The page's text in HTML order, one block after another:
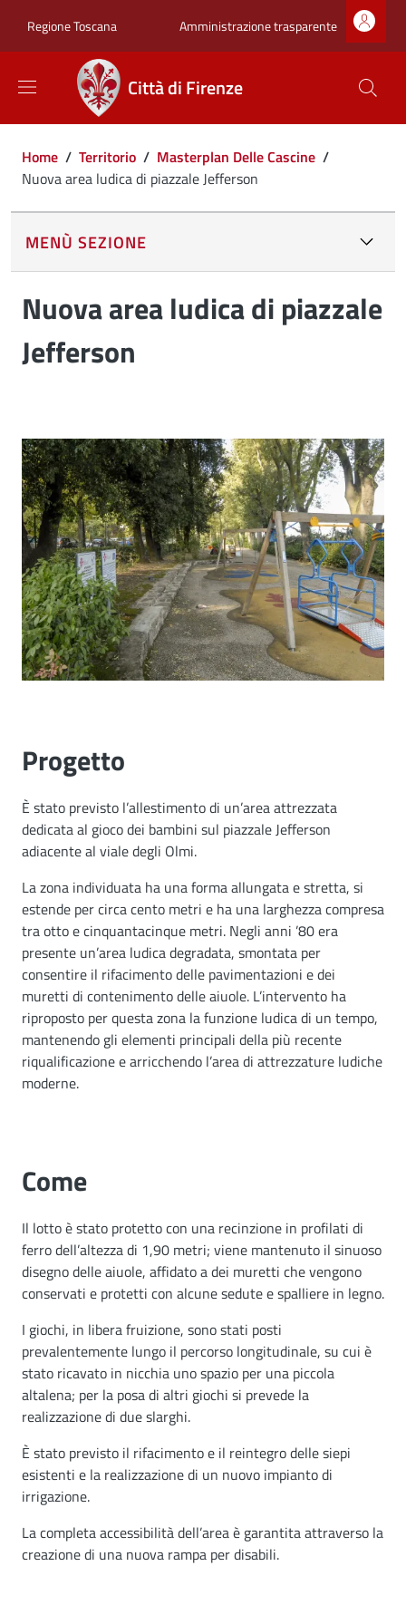
Regione Toscana Zona superiore
Amministrazione trasparente
Città di Firenze
Briciole di pane
Home / Territorio / Masterplan Delle Cascine /
Nuova area ludica di piazzale Jefferson
MENÙ SEZIONE
Nuova area ludica di piazzale
Jefferson
Image
Progetto
È stato previsto l’allestimento di un’area attrezzata
dedicata al gioco dei bambini sul piazzale Jefferson
adiacente al viale degli Olmi.
La zona individuata ha una forma allungata e stretta, si
estende per circa cento metri e ha una larghezza compresa
tra otto e cinquantacinque metri. Negli anni ’80 era
presente un’area ludica degradata, smontata per
consentire il rifacimento delle pavimentazioni e dei
muretti di contenimento delle aiuole. L’intervento ha
riproposto per questa zona la funzione ludica di un tempo,
mantenendo gli elementi principali della più recente
riqualificazione e arricchendo l’area di attrezzature ludiche
moderne.
Come
Il lotto è stato protetto con una recinzione in profilati di
ferro dell’altezza di 1,90 metri; viene mantenuto il sinuoso
disegno delle aiuole, affidato a dei muretti che vengono
conservati e protetti con alcune sedute e spalliere in legno.
I giochi, in libera fruizione, sono stati posti
prevalentemente lungo il percorso longitudinale, su cui è
stato ricavato in nicchia uno spazio per una piccola
altalena; per la posa di altri giochi si prevede la
realizzazione di due slarghi.
È stato previsto il rifacimento e il reintegro delle siepi
esistenti e la realizzazione di un nuovo impianto di
irrigazione.
La completa accessibilità dell’area è garantita attraverso la
creazione di una nuova rampa per disabili.